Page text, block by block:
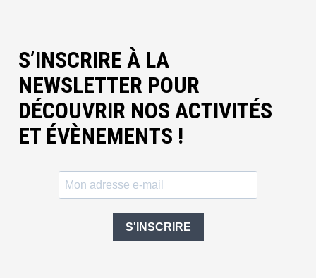
S’INSCRIRE À LA
NEWSLETTER POUR
DÉCOUVRIR NOS ACTIVITÉS
ET ÉVÈNEMENTS !
S'INSCRIRE